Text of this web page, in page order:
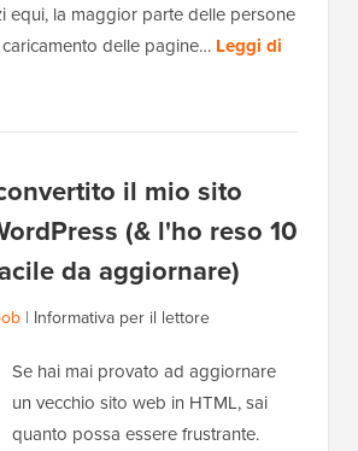
equi, la maggior parte delle persone
delle pagine… Leggi di
il mio sito
(& l'ho reso 10
da aggiornare)
| Informativa per il lettore
Se hai mai provato ad aggiornare
un vecchio sito web in HTML, sai
quanto possa essere frustrante.